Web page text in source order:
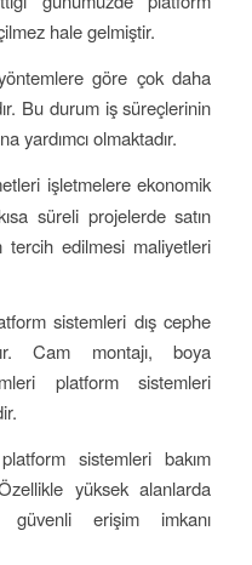
hale gelmiştir.
göre çok daha
Bu durum iş süreçlerinin
yardımcı olmaktadır.
işletmelere ekonomik
süreli projelerde satın
edilmesi maliyetleri
sistemleri dış cephe
Cam montajı, boya
platform sistemleri
sistemleri bakım
yüksek alanlarda
güvenli erişim imkanı